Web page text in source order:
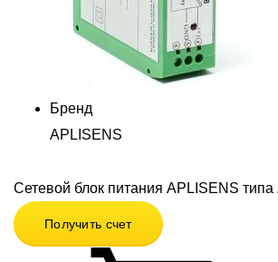
Бренд
APLISENS
Сетевой блок питания APLISENS типа
Получить счет